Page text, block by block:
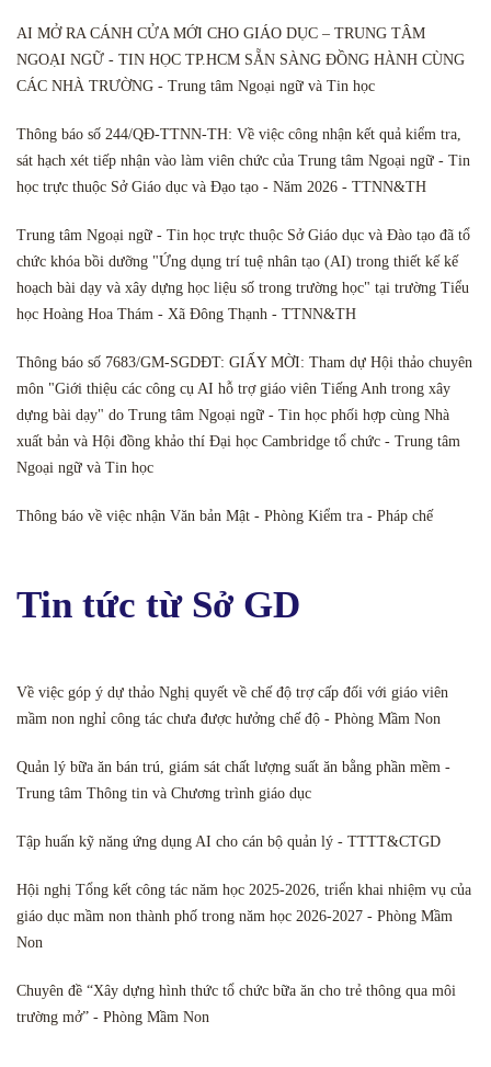
AI MỞ RA CÁNH CỬA MỚI CHO GIÁO DỤC – TRUNG TÂM
NGOẠI NGỮ - TIN HỌC TP.HCM SẴN SÀNG ĐỒNG HÀNH CÙNG
CÁC NHÀ TRƯỜNG - Trung tâm Ngoại ngữ và Tin học
Thông báo số 244/QĐ-TTNN-TH: Về việc công nhận kết quả kiểm tra,
sát hạch xét tiếp nhận vào làm viên chức của Trung tâm Ngoại ngữ - Tin
học trực thuộc Sở Giáo dục và Đạo tạo - Năm 2026 - TTNN&TH
Trung tâm Ngoại ngữ - Tin học trực thuộc Sở Giáo dục và Đào tạo đã tổ
chức khóa bồi dưỡng "Ứng dụng trí tuệ nhân tạo (AI) trong thiết kế kế
hoạch bài dạy và xây dựng học liệu số trong trường học" tại trường Tiểu
học Hoàng Hoa Thám - Xã Đông Thạnh - TTNN&TH
Thông báo số 7683/GM-SGDĐT: GIẤY MỜI: Tham dự Hội thảo chuyên
môn "Giới thiệu các công cụ AI hỗ trợ giáo viên Tiếng Anh trong xây
dựng bài dạy" do Trung tâm Ngoại ngữ - Tin học phối hợp cùng Nhà
xuất bản và Hội đồng khảo thí Đại học Cambridge tổ chức - Trung tâm
Ngoại ngữ và Tin học
Thông báo về việc nhận Văn bản Mật - Phòng Kiểm tra - Pháp chế
Tin tức từ Sở GD
Về việc góp ý dự thảo Nghị quyết về chế độ trợ cấp đối với giáo viên
mầm non nghỉ công tác chưa được hưởng chế độ - Phòng Mầm Non
Quản lý bữa ăn bán trú, giám sát chất lượng suất ăn bằng phần mềm -
Trung tâm Thông tin và Chương trình giáo dục
Tập huấn kỹ năng ứng dụng AI cho cán bộ quản lý - TTTT&CTGD
Hội nghị Tổng kết công tác năm học 2025-2026, triển khai nhiệm vụ của
giáo dục mầm non thành phố trong năm học 2026-2027 - Phòng Mầm
Non
Chuyên đề “Xây dựng hình thức tổ chức bữa ăn cho trẻ thông qua môi
trường mở” - Phòng Mầm Non